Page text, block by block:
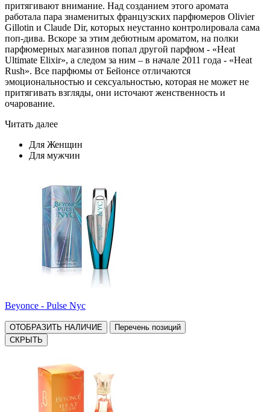
притягивают внимание. Над созданием этого аромата
работала пара знаменитых французских парфюмеров Olivier
Gillotin и Claude Dir, которых неустанно контролировала сама
поп-дива. Вскоре за этим дебютным ароматом, на полки
парфюмерных магазинов попал другой парфюм - «Heat
Ultimate Elixir», а следом за ним – в начале 2011 года - «Heat
Rush». Все парфюмы от Бейонсе отличаются
эмоциональностью и сексуальностью, которая не может не
притягивать взгляды, они источают женственность и
очарование.
Читать далее
Для Женщин
Для мужчин
Beyonce - Pulse Nyc
ОТОБРАЗИТЬ НАЛИЧИЕ
Перечень позиций
СКРЫТЬ